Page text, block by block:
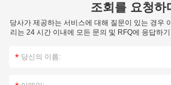
조회를 요청하
당사가 제공하는 서비스에 대해 질문이 있는 경우
리는 24 시간 이내에 모든 문의 및 RFQ에 응답하